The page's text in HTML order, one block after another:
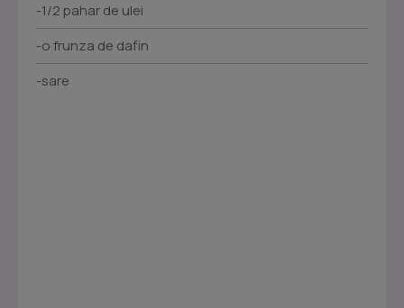
-1/2 pahar de ulei
-o frunza de dafin
-sare